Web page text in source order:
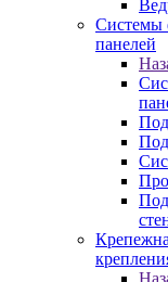
Системы
панелей